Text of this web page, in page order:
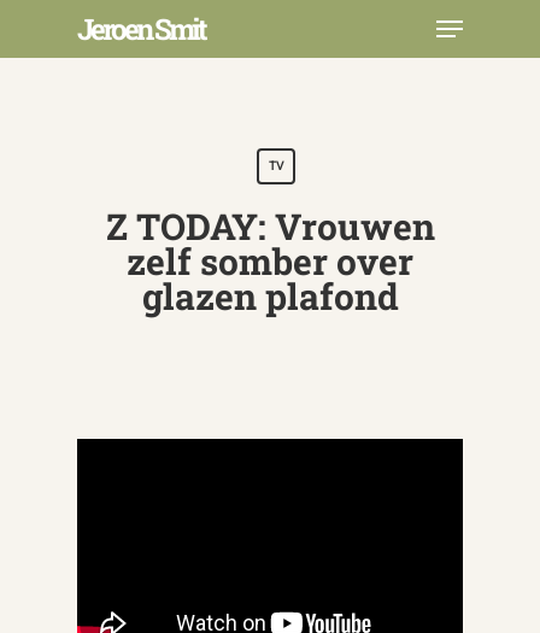
main
Jeroen Smit Menu
TV
Z TODAY: Vrouwen
zelf somber over
glazen plafond